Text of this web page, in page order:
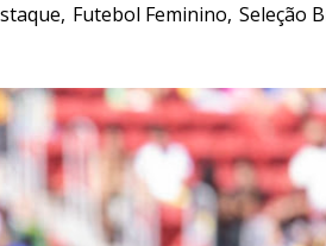
, Futebol Feminino, Seleção